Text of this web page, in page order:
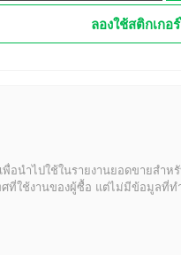
ลองใช้สติกเกอ
อนำไปใช้ในรายงานยอดขายสำห
ที่ใช้งานของผู้ซื้อ แต่ไม่มีข้อมูลที่ท